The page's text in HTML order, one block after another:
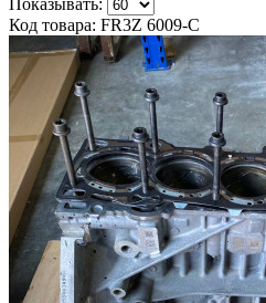
Код товара: FR3Z 6009-C